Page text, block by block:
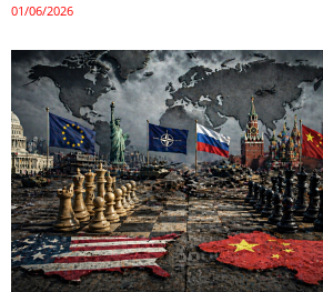
01/06/2026